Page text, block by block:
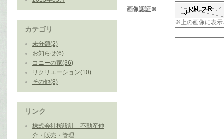
カテゴリ
未分類(2)
お知らせ(6)
コニーの家(36)
リクリエーション(10)
その他(8)
リンク
株式会社桜設計 不動産仲
介・販売・管理
画像認証※
※上の画像に表示